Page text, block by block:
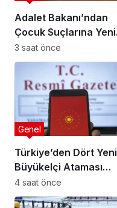
Adalet Bakanı’ndan
Çocuk Suçlarına Yeni
Düzenleme
3 saat önce
Türkiye’den Dört Yeni
Büyükelçi Ataması
Yapıldı
Genel
4 saat önce